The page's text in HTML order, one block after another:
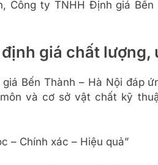
Công ty TNHH Định giá
giá chất lượng,
Bến Thành – Hà Nội đáp
và cơ sở vật chất kỹ
– Chính xác – Hiệu quả”